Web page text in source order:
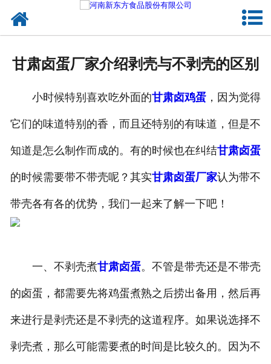
加入新东方
联系我们
甘肃卤蛋厂家介绍剥壳与不剥壳的区别
小时候特别喜欢吃外面的甘肃卤鸡蛋，因为觉得
它们的味道特别的香，而且还特别的有味道，但是不
知道是怎么制作而成的。有的时候也在纠结甘肃卤蛋
的时候需要带不带壳呢？其实甘肃卤蛋厂家认为带不
带壳各有各的优势，我们一起来了解一下吧！
一、不剥壳煮甘肃卤蛋。不管是带壳还是不带壳
的卤蛋，都需要先将鸡蛋煮熟之后捞出备用，然后再
来进行是剥壳还是不剥壳的这道程序。如果说选择不
剥壳煮，那么可能需要煮的时间是比较久的。因为不